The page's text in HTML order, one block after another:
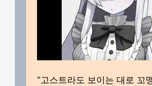
“고스트라도 보이는 대로 꼬